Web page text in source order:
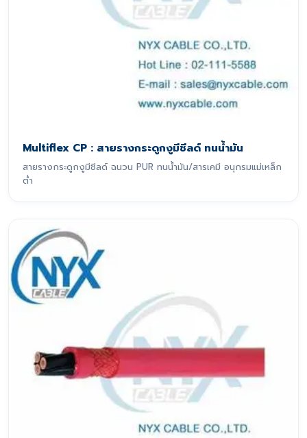
Multiflex CP : สายรางกระดูกงูมีชีลด์ ทนน้ำมัน
สายรางกระดูกงูมีชีลด์ ฉนวน PUR ทนน้ำมัน/สารเคมี อนุกรมแม่เหล็ก
ต่ำ